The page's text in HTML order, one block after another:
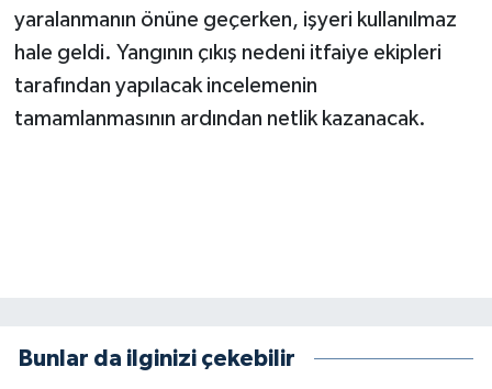
yaralanmanın önüne geçerken, işyeri kullanılmaz
hale geldi. Yangının çıkış nedeni itfaiye ekipleri
tarafından yapılacak incelemenin
tamamlanmasının ardından netlik kazanacak.
Bunlar da ilginizi çekebilir
SİVİL TOPLUM
SEÇİM 2014
OTOMOBİL